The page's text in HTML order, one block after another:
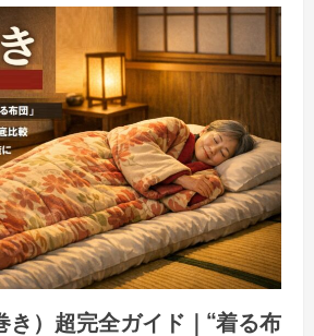
き）超完全ガイド｜“着る布